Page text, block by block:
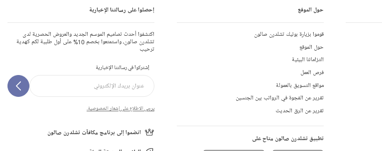
حول الموقع
قوموا بزيارة بوتيك تشلدرن صالون
حول الموقع
التزاماتنا البيئية
فرص العمل
مواقع التسويق بالعمولة
تقرير عن الفجوة في الرواتب بين الجنسين
تقرير عن الرق الحديث
تطبيق تشلدرن صالون متاح على
إحصلوا على رسالتنا الإخبارية
اكتشفوا أحدث تصاميم الموسم الجديد والعروض الحصرية لدى
تشلدرن صالون، واستمتعوا بخصم 10% على أول طلبية لكم كهدية
ترحيب
إشتركوا في رسالتنا الإخبارية
يرجى الاطلاع على إشعار الخصوصية.
انضموا إلى برنامج مكافآت تشلدرن صالون